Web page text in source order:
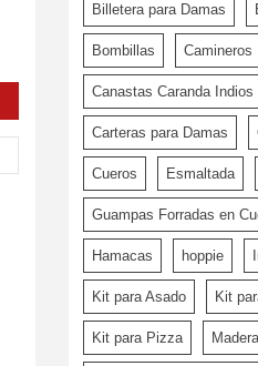
Billetera para Damas
Bombillas Camineros
Canastas Caranda Indios
Carteras para Damas
Cueros Esmaltada
Guampas Forradas en
Hamacas hoppie
Kit para Asado Kit
Kit para Pizza Madera